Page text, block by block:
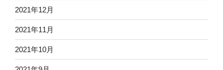
2021年12月
2021年11月
2021年10月